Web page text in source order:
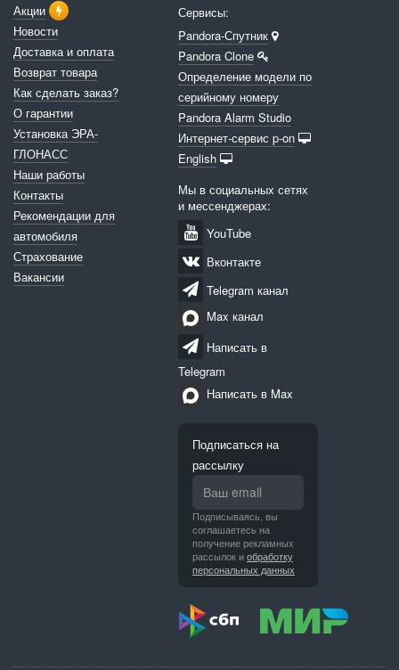
Акции
Новости
Доставка и оплата
Возврат товара
Как сделать заказ?
О гарантии
Установка ЭРА-
ГЛОНАСС
Наши работы
Контакты
Рекомендации для
автомобиля
Страхование
Вакансии
Сервисы:
Pandora-Спутник
Pandora Clone
Определение модели по
серийному номеру
Pandora Alarm Studio
Интернет-сервис p-on
English
Мы в социальных сетях
и мессенджерах:
YouTube
Вконтакте
Telegram канал
Max канал
Написать в
Telegram
Написать в Max
Подписаться на
рассылку
Подписываясь, вы
соглашаетесь на
получение рекламных
рассылок иобработку
персональных данных